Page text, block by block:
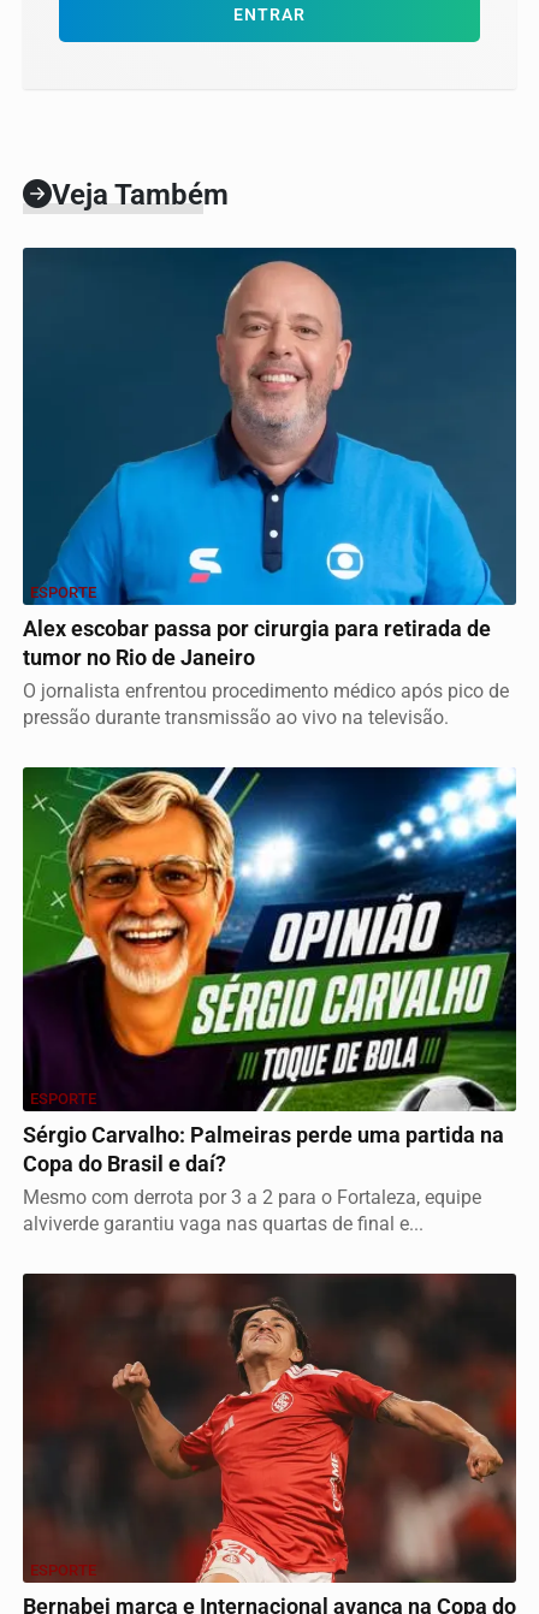
ENTRAR
Veja Também
ESPORTE
Alex escobar passa por cirurgia para retirada de
tumor no Rio de Janeiro
O jornalista enfrentou procedimento médico após pico de
pressão durante transmissão ao vivo na televisão.
ESPORTE
Sérgio Carvalho: Palmeiras perde uma partida na
Copa do Brasil e daí?
Mesmo com derrota por 3 a 2 para o Fortaleza, equipe
alviverde garantiu vaga nas quartas de final e...
ESPORTE
Bernabei marca e Internacional avança na Copa do